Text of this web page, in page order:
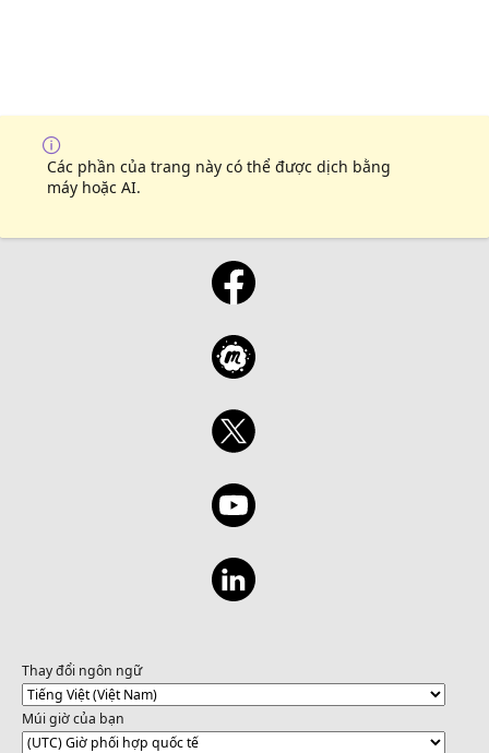
Các phần của trang này có thể được dịch bằng
máy hoặc AI.
Thay đổi ngôn ngữ
Múi giờ của bạn